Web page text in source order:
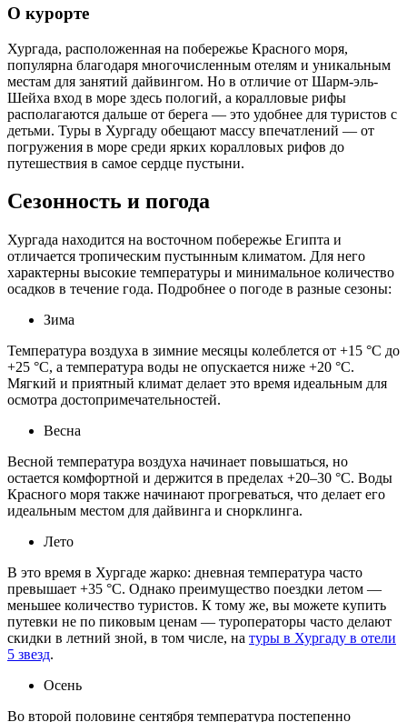
О курорте
Хургада, расположенная на побережье Красного моря,
популярна благодаря многочисленным отелям и уникальным
местам для занятий дайвингом. Но в отличие от Шарм-эль-
Шейха вход в море здесь пологий, а коралловые рифы
располагаются дальше от берега — это удобнее для туристов с
детьми. Туры в Хургаду обещают массу впечатлений — от
погружения в море среди ярких коралловых рифов до
путешествия в самое сердце пустыни.
Сезонность и погода
Хургада находится на восточном побережье Египта и
отличается тропическим пустынным климатом. Для него
характерны высокие температуры и минимальное количество
осадков в течение года. Подробнее о погоде в разные сезоны:
Зима
Температура воздуха в зимние месяцы колеблется от +15 °C до
+25 °C, а температура воды не опускается ниже +20 °C.
Мягкий и приятный климат делает это время идеальным для
осмотра достопримечательностей.
Весна
Весной температура воздуха начинает повышаться, но
остается комфортной и держится в пределах +20–30 °C. Воды
Красного моря также начинают прогреваться, что делает его
идеальным местом для дайвинга и снорклинга.
Лето
В это время в Хургаде жарко: дневная температура часто
превышает +35 °C. Однако преимущество поездки летом —
меньшее количество туристов. К тому же, вы можете купить
путевки не по пиковым ценам — туроператоры часто делают
скидки в летний зной, в том числе, на туры в Хургаду в отели
5 звезд.
Осень
Во второй половине сентября температура постепенно